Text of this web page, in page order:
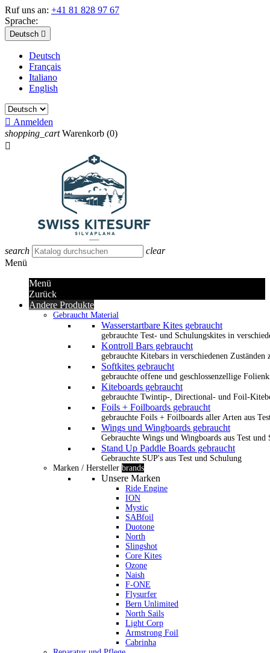
Ruf uns an: +41 81 828 97 67
Sprache:
Deutsch 
Deutsch
Français
Italiano
English
 Anmelden
shopping_cart Warenkorb (0)

search
clear
Menü
Menü
Zurück
Andere Produkte
Gebraucht Material
Wasserstartbare Kites gebraucht
gebrauchte Test- und Schulungskites in
Kontroll Bars gebraucht
gebrauchte Kitebars in verschiedenen Zuständen
Softkites gebraucht
gebrauchte offene und geschlossenzellige
Kiteboards gebraucht
gebrauchte Twintip-, Directional- und Foil-
Foils + Foilboards gebraucht
gebrauchte Foils + Foilboards aller Arten aus
Wings und Wingboards gebraucht
Gebrauchte Wings und Wingboards aus Test und
Stand Up Paddle Boards gebraucht
Gebrauchte SUP's aus Test und Schulung
Marken / Hersteller brands
Unsere Marken
Ride Engine
ION
Mystic
SABfoil
Duotone
North
Slingshot
Core Kites
Ozone
Naish
F-ONE
Flysurfer
Bern Unlimited
North Sails
Light Corp
Armstrong Foil
Cabrinha